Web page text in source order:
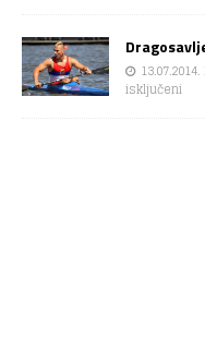
13.07.2014.
isključeni